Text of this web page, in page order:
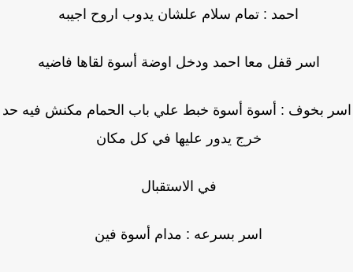
احمد : تمام سلام علشان يدوب اروح اجيبه
اسر قفل معا احمد ودخل اوضة أسوة لقاها فاضيه
بخوف : أسوة أسوة خبط علي باب الحمام مكنش فيه حد
خرج يدور عليها في كل مكان
في الاستقبال
اسر بسرعه : مدام أسوة فين